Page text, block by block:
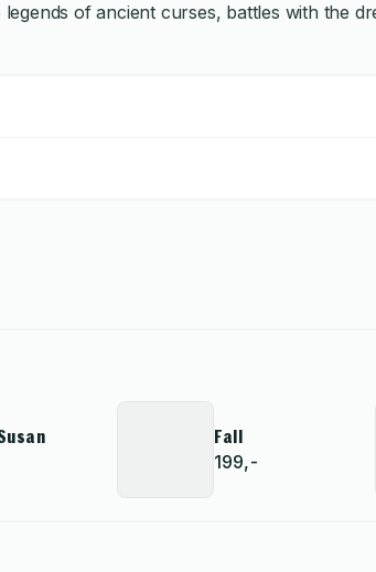
of ancient curses, battles with
Fall
199,-